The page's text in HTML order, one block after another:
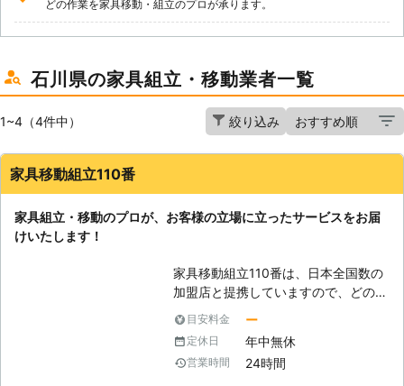
どの作業を家具移動・組立のプロが承ります。
石川県の家具組立・移動業者一覧
1~4（4件中） 絞り込み
家具移動組立110番
家具組立・移動のプロが、お客様の立場に立ったサービスをお届
けいたします！
家具移動組立110番は、日本全国数の
加盟店と提携していますので、どの地
方にお住まいのお客様でも迅速に対応
いたします。 コールセンターでは24
時間365日年中無休でお電話を受け付
けています。 深夜でも早朝でもお客
目安料金 ー
定休日 年中無休
営業時間 24時間